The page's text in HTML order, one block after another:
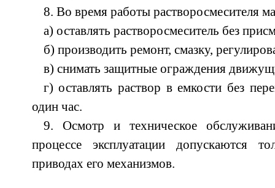
8. Во время работы растворосмесителя
а) оставлять растворосмеситель без
б) производить ремонт, смазку,
в) снимать защитные ограждения
г) оставлять раствор в емкости без
один час.
9. Осмотр и техническое
процессе эксплуатации допускаются
приводах его механизмов.